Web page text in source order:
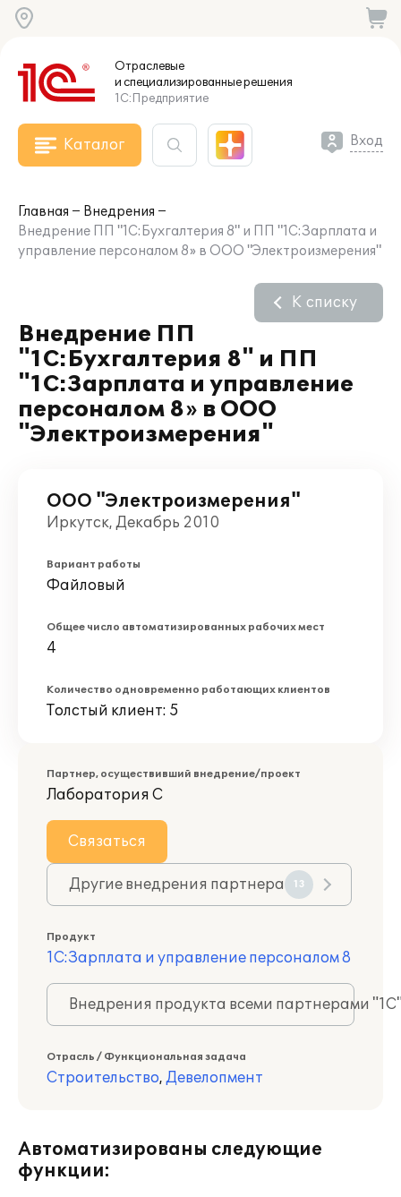
Отраслевые
и специализированныерешения
1С:Предприятие
Каталог Вход
Главная
Внедрения
Внедрение ПП "1С:Бухгалтерия 8" и ПП "1С:Зарплата и
управление персоналом 8» в ООО "Электроизмерения"
Внедрение ПП
"1С:Бухгалтерия 8" и ПП
"1С:Зарплата и управление
персоналом 8» в ООО
"Электроизмерения"
К списку
ООО "Электроизмерения"
Иркутск, Декабрь 2010
Вариант работы
Файловый
Общее число автоматизированных рабочих мест
4
Количество одновременно работающих клиентов
Толстый клиент: 5
Партнер, осуществивший внедрение/проект
Лаборатория С
Связаться
Другие внедрения партнера 13
Продукт
1С:Зарплата и управление персоналом 8
Внедрения продукта всеми партнерами
Отрасль / Функциональная задача
Строительство, Девелопмент
Автоматизированы следующие
функции: